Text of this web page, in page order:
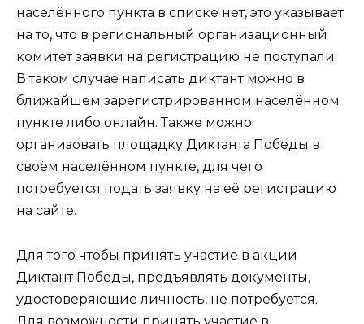
населённого пункта в списке нет, это указывает
на то, что в региональный организационный
комитет заявки на регистрацию не поступали.
В таком случае написать диктант можно в
ближайшем зарегистрированном населённом
пункте либо онлайн. Также можно
организовать площадку Диктанта Победы в
своём населённом пункте, для чего
потребуется подать заявку на её регистрацию
на сайте.
Для того чтобы принять участие в акции
Диктант Победы, предъявлять документы,
удостоверяющие личность, не потребуется.
Для возможности принять участие в